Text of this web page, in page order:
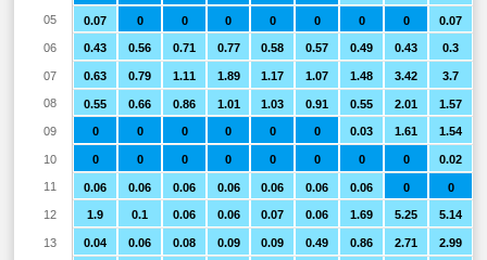
0.07 0 0 0 0 0 0 0 0.07
0.43 0.56 0.71 0.77 0.58 0.57 0.49 0.43 0.3
0.63 0.79 1.11 1.89 1.17 1.07 1.48 3.42 3.7
0.55 0.66 0.86 1.01 1.03 0.91 0.55 2.01 1.57
0 0 0 0 0 0 0.03 1.61 1.54
0 0 0 0 0 0 0 0 0.02
0.06 0.06 0.06 0.06 0.06 0.06 0.06 0 0
1.9 0.1 0.06 0.06 0.07 0.06 1.69 5.25 5.14
0.04 0.06 0.08 0.09 0.09 0.49 0.86 2.71 2.99
05
06
07
08
09
10
11
12
13